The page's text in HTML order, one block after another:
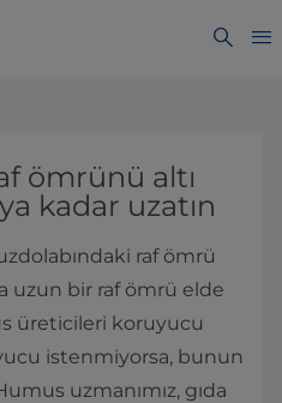
ömrünü altı
kadar uzatın
raf ömrü
uzun bir raf ömrü elde
üreticileri koruyucu
istenmiyorsa, bunun
uzmanımız, gıda